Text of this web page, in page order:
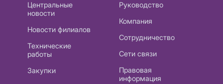
Центральные
новости
Новости филиалов
Технические
работы
Закупки
Руководство
Компания
Сотрудничество
Сети связи
Правовая
информация